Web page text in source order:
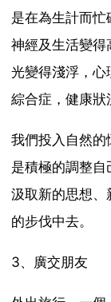
是在為生計而
神經及生活變得
光變得淺浮，心
綜合症，健康狀
我們投入自然的
是積極的調整
汲取新的思想、
的步伐中去。
3、廣交朋友